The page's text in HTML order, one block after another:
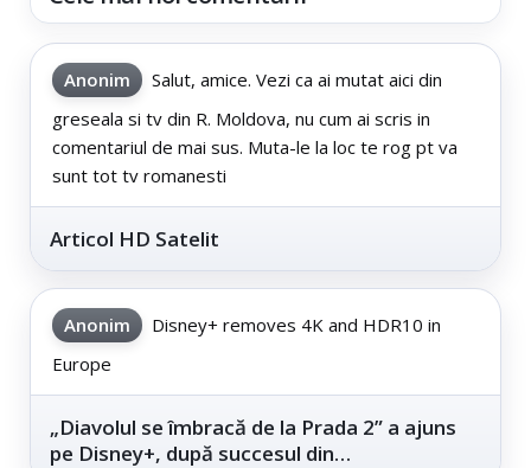
Anonim
Salut, amice. Vezi ca ai mutat aici din
greseala si tv din R. Moldova, nu cum ai scris in
comentariul de mai sus. Muta-le la loc te rog pt va
sunt tot tv romanesti
Articol HD Satelit
Anonim
Disney+ removes 4K and HDR10 in
Europe
„Diavolul se îmbracă de la Prada 2” a ajuns
pe Disney+, după succesul din